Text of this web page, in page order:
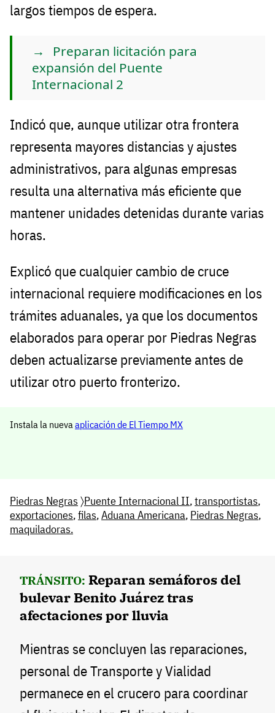
largos tiempos de espera.
Preparan licitación para
expansión del Puente
Internacional 2
Indicó que, aunque utilizar otra frontera
representa mayores distancias y ajustes
administrativos, para algunas empresas
resulta una alternativa más eficiente que
mantener unidades detenidas durante varias
horas.
Explicó que cualquier cambio de cruce
internacional requiere modificaciones en los
trámites aduanales, ya que los documentos
elaborados para operar por Piedras Negras
deben actualizarse previamente antes de
utilizar otro puerto fronterizo.
Instala la nuevaaplicación de El Tiempo MX
Piedras Negras 〉Puente Internacional II,transportistas,
exportaciones,filas,Aduana Americana, Piedras Negras,
maquiladoras.
TRÁNSITO: Reparan semáforos del
bulevar Benito Juárez tras
afectaciones por lluvia
Mientras se concluyen las reparaciones,
personal de Transporte y Vialidad
permanece en el crucero para coordinar